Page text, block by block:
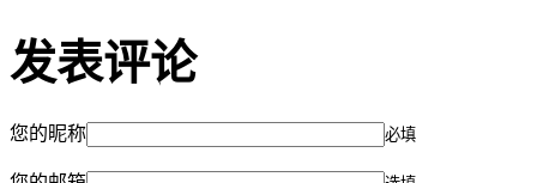
发表评论
您的昵称 必填